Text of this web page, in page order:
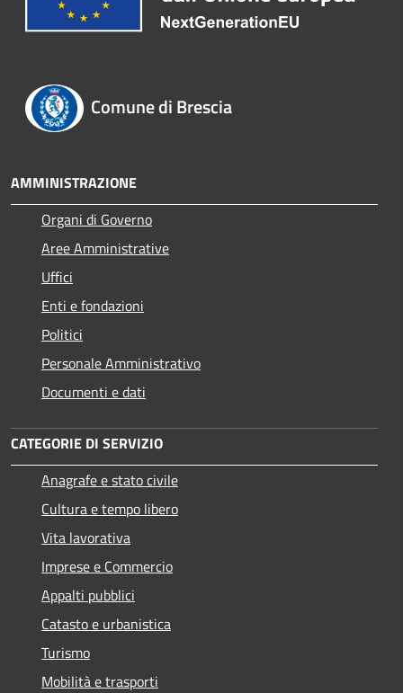
Comune di Brescia
AMMINISTRAZIONE
Organi di Governo
Aree Amministrative
Uffici
Enti e fondazioni
Politici
Personale Amministrativo
Documenti e dati
CATEGORIE DI SERVIZIO
Anagrafe e stato civile
Cultura e tempo libero
Vita lavorativa
Imprese e Commercio
Appalti pubblici
Catasto e urbanistica
Turismo
Mobilità e trasporti